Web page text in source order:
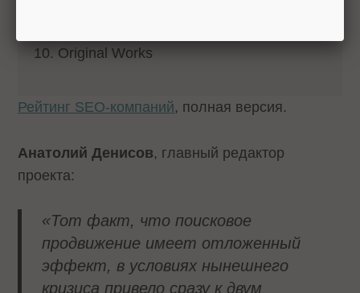
Original Works
Рейтинг SEO-компаний, полная версия.
Анатолий Денисов, главный редактор
проекта:
«Тот факт, что поисковое
продвижение имеет отложенный
эффект, в условиях нынешнего
кризиса привело сразу к двум